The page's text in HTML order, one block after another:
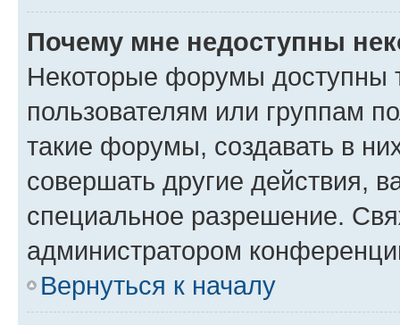
Почему мне недоступны
Некоторые форумы доступны
пользователям или группам
такие форумы, создавать в
совершать другие действия,
специальное разрешение.
администратором
Вернуться к началу